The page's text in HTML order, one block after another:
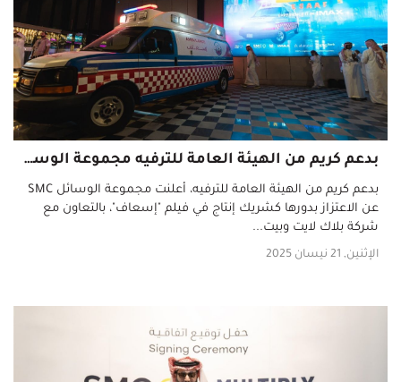
بدعم كريم من الهيئة العامة للترفيه مجموعة الوسائل SMC شريك لأول فلم عربي بتقنية IMAX
بدعم كريم من الهيئة العامة للترفيه، أعلنت مجموعة الوسائل SMC
عن الاعتزاز بدورها كشريك إنتاج في فيلم "إسعاف"، بالتعاون مع
شركة بلاك لايت وبيت...
الإثنين, 21 نيسان 2025